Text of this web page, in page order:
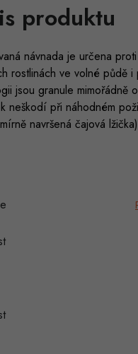
produktu
návnada je určena
rostlinách ve volné půdě
jsou granule mimořádně
neškodí při náhodném
navršená čajová